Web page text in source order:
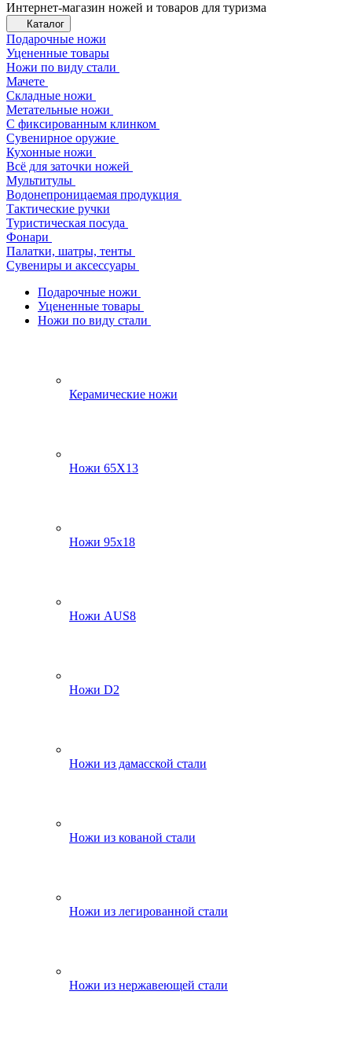
Интернет-магазин ножей и товаров для туризма
Каталог
Подарочные ножи
Уцененные товары
Ножи по виду стали
Мачете
Складные ножи
Метательные ножи
С фиксированным клинком
Сувенирное оружие
Кухонные ножи
Всё для заточки ножей
Мультитулы
Водонепроницаемая продукция
Тактические ручки
Туристическая посуда
Фонари
Палатки, шатры, тенты
Сувениры и аксессуары
Подарочные ножи
Уцененные товары
Ножи по виду стали
Керамические ножи
Ножи 65Х13
Ножи 95х18
Ножи AUS8
Ножи D2
Ножи из дамасской стали
Ножи из кованой стали
Ножи из легированной стали
Ножи из нержавеющей стали